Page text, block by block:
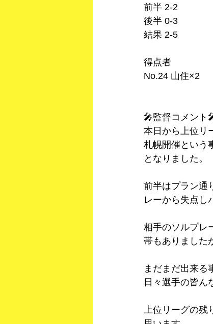
前半 2-2
後半 0-3
結果 2-5
得点者
No.24 山住×2
🎤監督コメント
本日から上位リ
札幌開催という
となりました。
前半はプラン通
レーから失点し
相手のソルプレ
帯もありました
まだまだ出来る
日々選手の皆ん
上位リーグの